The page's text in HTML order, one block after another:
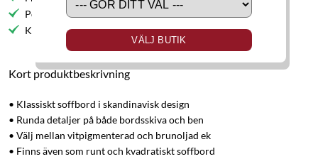
VÄLJ BUTIK
Personlig service
Kvalitetsmöbler
Kort produktbeskrivning
• Klassiskt soffbord i skandinavisk design
• Runda detaljer på både bordsskiva och ben
• Välj mellan vitpigmenterad och brunoljad ek
• Finns även som runt och kvadratiskt soffbord